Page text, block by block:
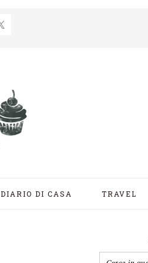
DIARIO DI CASA TRAVEL